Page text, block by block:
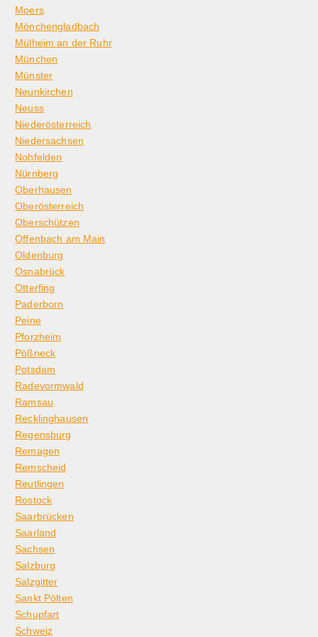
Moers
Mönchengladbach
Mülheim an der Ruhr
München
Münster
Neunkirchen
Neuss
Niederösterreich
Niedersachsen
Nohfelden
Nürnberg
Oberhausen
Oberösterreich
Oberschützen
Offenbach am Main
Oldenburg
Osnabrück
Otterfing
Paderborn
Peine
Pforzheim
Pößneck
Potsdam
Radevormwald
Ramsau
Recklinghausen
Regensburg
Remagen
Remscheid
Reutlingen
Rostock
Saarbrücken
Saarland
Sachsen
Salzburg
Salzgitter
Sankt Pölten
Schupfart
Schweiz